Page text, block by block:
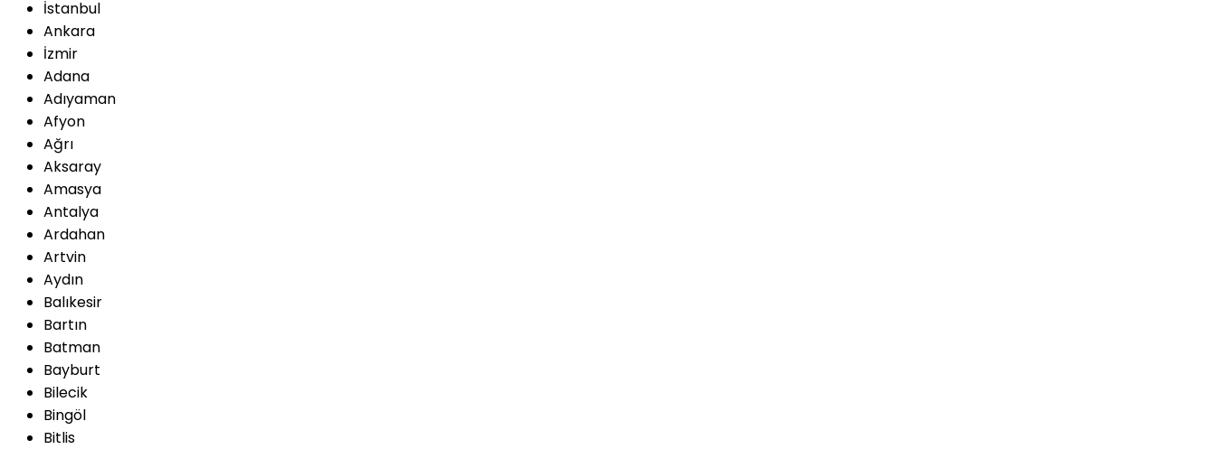
İstanbul
Ankara
İzmir
Adana
Adıyaman
Afyon
Ağrı
Aksaray
Amasya
Antalya
Ardahan
Artvin
Aydın
Balıkesir
Bartın
Batman
Bayburt
Bilecik
Bingöl
Bitlis